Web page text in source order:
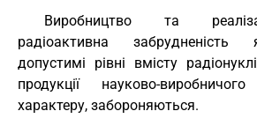
Виробництво та
радіоактивна забрудненість
допустимі рівні вмісту
продукції науково-
характеру, забороняються.